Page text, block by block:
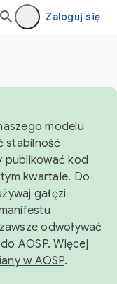
Zaloguj się
modelu
stabilność
publikować kod
kwartale. Do
gałęzi
odwoływać
AOSP. Więcej
w AOSP.